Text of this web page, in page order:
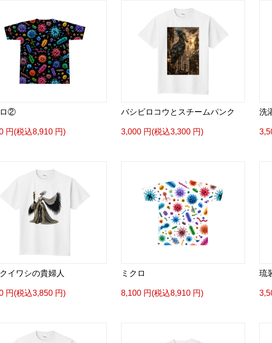
②
円(税込8,910 円)
バシビロコウとスチームパンク
3,000 円(税込3,300 円)
洗
イワシの貴婦人
円(税込3,850 円)
ミクロ
8,100 円(税込8,910 円)
琉